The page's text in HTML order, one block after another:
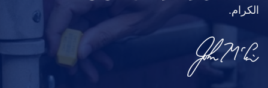
الكرام.